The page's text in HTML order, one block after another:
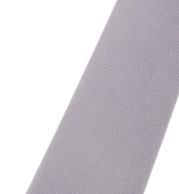
SET LÁTKOVÉ ŠLE Y S KOŽENÝM
STŘEDEM A ZAPÍNÁNÍM NA KLIPY -
MM, MOTÝLEK A KAPESNÍČEK
TMAVĚ HNĚDÁ KŮŽE 886-986363